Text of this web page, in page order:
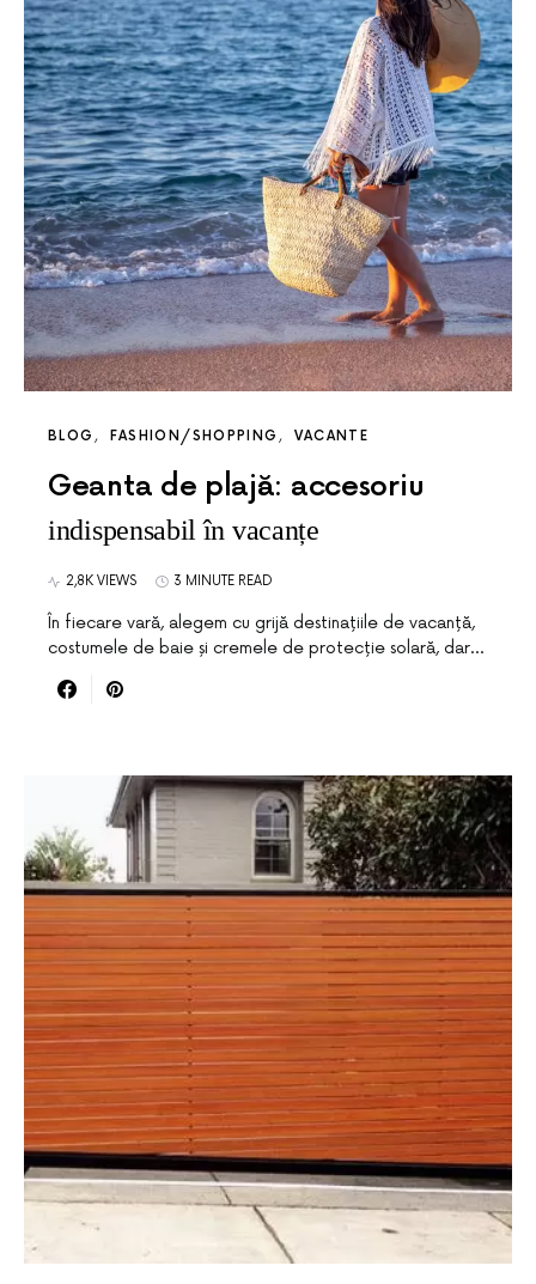
BLOG FASHION/SHOPPING VACANTE
Geanta de plajă: accesoriu
indispensabil în vacanțe
2,8K VIEWS 3 MINUTE READ
În fiecare vară, alegem cu grijă destinațiile de vacanță,
costumele de baie și cremele de protecție solară, dar…